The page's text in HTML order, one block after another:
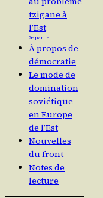
tzigane à
l’Est
2e partie
À propos de
démocratie
Le mode de
domination
soviétique
en Europe
de l’Est
Nouvelles
du front
Notes de
lecture